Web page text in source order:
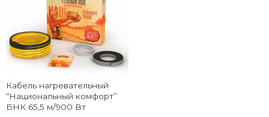
Кабель нагревательный
“Национальный комфорт”
БНК 65,5 м/900 Вт